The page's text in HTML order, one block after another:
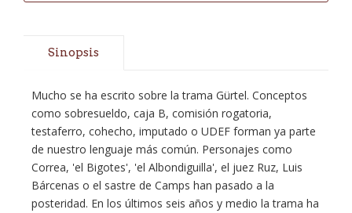
Sinopsis
Mucho se ha escrito sobre la trama Gürtel. Conceptos
como sobresueldo, caja B, comisión rogatoria,
testaferro, cohecho, imputado o UDEF forman ya parte
de nuestro lenguaje más común. Personajes como
Correa, 'el Bigotes', 'el Albondiguilla', el juez Ruz, Luis
Bárcenas o el sastre de Camps han pasado a la
posteridad. En los últimos seis años y medio la trama ha